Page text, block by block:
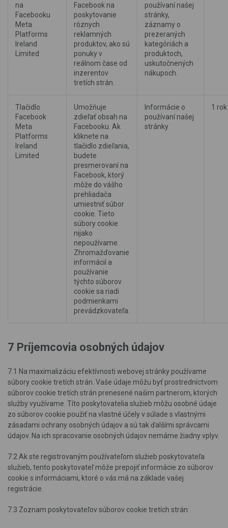
na
Facebooku
Meta
Platforms
Ireland
Limited
Facebook na
poskytovanie
rôznych
reklamných
produktov, ako sú
ponuky v
reálnom čase od
inzerentov
tretích strán.
používaní našej
stránky,
záznamy o
prezeraných
kategóriách a
produktoch,
uskutočnených
nákupoch.
Tlačidlo
Facebook
Meta
Platforms
Ireland
Limited
Umožňuje
zdieľať obsah na
Facebooku. Ak
kliknete na
tlačidlo zdieľania,
budete
presmerovaní na
Facebook, ktorý
môže do vášho
prehliadača
umiestniť súbor
cookie. Tieto
súbory cookie
nijako
nepoužívame.
Zhromažďovanie
informácií a
používanie
týchto súborov
cookie sa riadi
podmienkami
prevádzkovateľa.
Informácie o
používaní našej
stránky
1 rok
7 Príjemcovia osobných údajov
7.1 Na maximalizáciu efektívnosti webovej stránky používame
súbory cookie tretích strán. Vaše údaje môžu byť prostredníctvom
súborov cookie tretích strán prenesené našim partnerom, ktorých
služby využívame. Títo poskytovatelia služieb môžu osobné údaje
zo súborov cookie použiť na vlastné účely v súlade s vlastnými
zásadami ochrany osobných údajov a sú tak ďalšími správcami
údajov. Na ich spracovanie osobných údajov nemáme žiadny vplyv.
7.2 Ak ste registrovaným používateľom služieb poskytovateľa
služieb, tento poskytovateľ môže prepojiť informácie zo súborov
cookie s informáciami, ktoré o vás má na základe vašej
registrácie.
7.3 Zoznam poskytovateľov súborov cookie tretích strán: